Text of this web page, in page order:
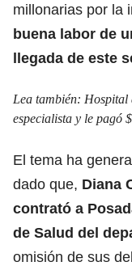
millonarias por la
buena labor de
llegada de este
Lea también: Hospital
especialista y le pagó
El tema ha
dado que, Diana
contrató a
de Salud del
omisión de sus